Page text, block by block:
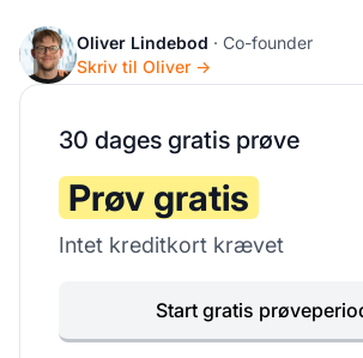
Oliver Lindebod · Co-founder
Skriv til Oliver →
30 dages gratis prøve
Prøv gratis
Intet kreditkort krævet
Start gratis